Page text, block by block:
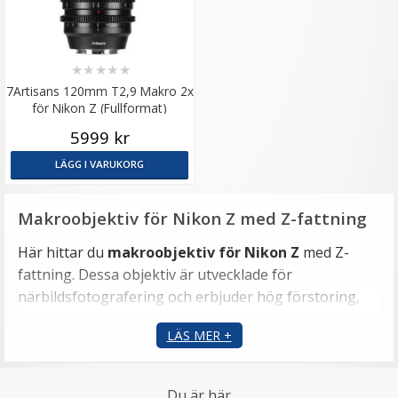
7Artisans 120mm T2,9 Makro 2x
för Nikon Z (Fullformat)
★★ ★★ ★
5999 kr
LÄGG I VARUKORG
Makroobjektiv för Nikon Z med Z-fattning
Här hittar du makroobjektiv för Nikon Z med Z-
fattning. Dessa objektiv är utvecklade för
närbildsfotografering och erbjuder hög förstoring,
skarp detaljåtergivning och exakt manuell kontroll.
För detaljrika närbilder
LÄS MER +